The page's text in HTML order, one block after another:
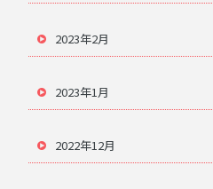
2023年2月
2023年1月
2022年12月